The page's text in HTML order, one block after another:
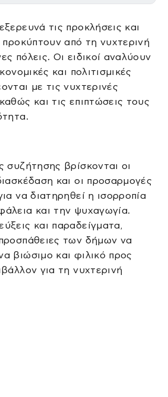
τις προκλήσεις και
προκύπτουν από τη νυχτερινή
πόλεις. Οι ειδικοί αναλύουν
και πολιτισμικές
με τις νυχτερινές
και τις επιπτώσεις τους
συζήτησης βρίσκονται οι
και οι προσαρμογές
να διατηρηθεί η ισορροπία
και την ψυχαγωγία.
και παραδείγματα,
των δήμων να
βιώσιμο και φιλικό προς
για τη νυχτερινή